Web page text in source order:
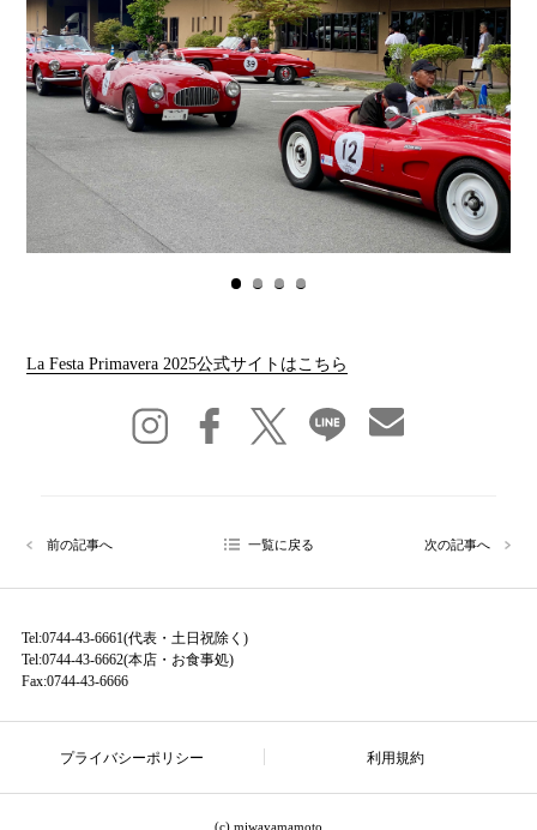
La Festa Primavera 2025公式サイトはこちら
前の記事へ 一覧に戻る 次の記事へ
Tel:0744-43-6661(代表・土日祝除く)
Tel:0744-43-6662(本店・お食事処)
Fax:0744-43-6666
プライバシーポリシー 利用規約
(c) miwayamamoto